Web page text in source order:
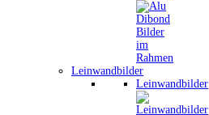
Leinwandbilder
Leinwandbilder